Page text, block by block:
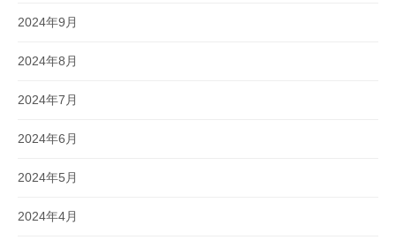
2024年9月
2024年8月
2024年7月
2024年6月
2024年5月
2024年4月